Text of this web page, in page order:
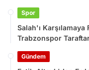
Spor
Salah'ı
Trabzonspor
Gündem